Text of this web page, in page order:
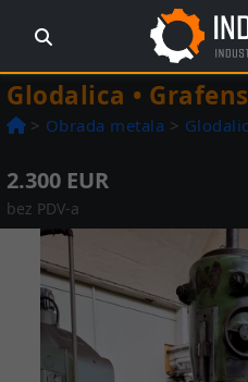
Glodalica •
> Obrada metala >
2.300 EUR
bez PDV-a